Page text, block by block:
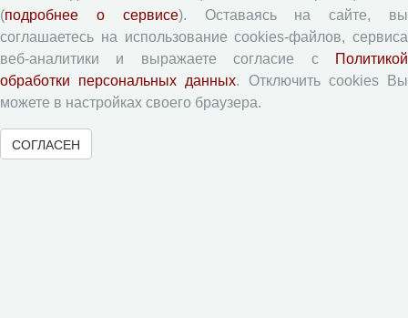
Экономические и социальные перемены
Проблемы развития территории
Вопросы территориального развития
Юный экономист
(подробнее о сервисе). Оставаясь на сайте, вы
соглашаетесь на использование cookies-файлов, сервиса
веб-аналитики и выражаете согласие с
Политикой
обработки персональных данных. Отключить cookies Вы
можете в настройках своего браузера.
СОГЛАСЕН